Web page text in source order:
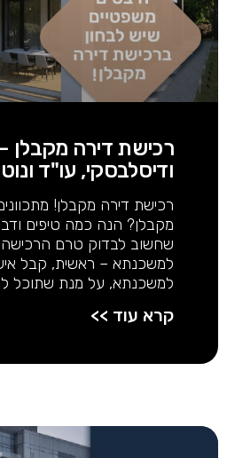
רכישת דירה מקבלן
ודיסלבסקי, עו"ד
רכישת דירה מקבלן!
מקבלן? הנה כמה טיפים
שחשוב לבדוק טרם הרכישה:
למשכנתא – ראשית, קבל
למשכנתא, על מנת שתוכל
קרא עוד >>